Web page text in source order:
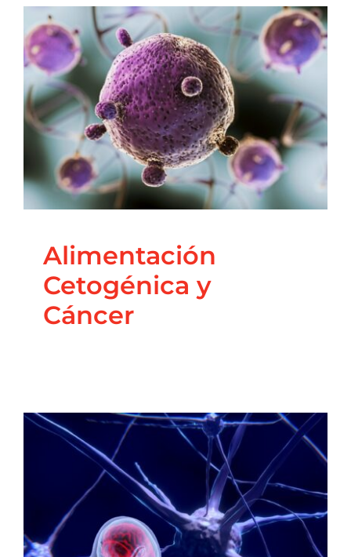
Alimentación
Cetogénica y Cáncer
Blog Coaching Nutricional Nutrición Principal Salud
Integrativa
Alimentación
Cetogénica y
Cáncer
Estrés y deterioro a
largo plazo – Enemigo
diario